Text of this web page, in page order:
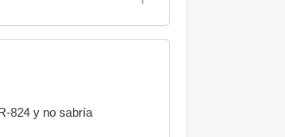
824 y no sabría